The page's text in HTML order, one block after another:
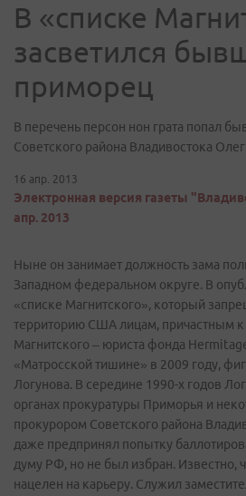
В «списке
засветился
приморец
В перечень персон нон грата попал
Советского района Владивостока
16 апр. 2013
Электронная версия газеты
апр. 2013
Ныне он занимает должность зама
Западном федеральном округе. В
«списке Магнитского», который
территорию США лицам, причастным к
Магнитского – юриста фонда
«Матросской тишине» в 2009 году,
Логунова. В середине 1990-х годов
органах прокуратуры Приморья и
прокурором Советского района
даже предпринял попытку
думу РФ, но не был избран. Известно,
нацелен на карьеру. Служил